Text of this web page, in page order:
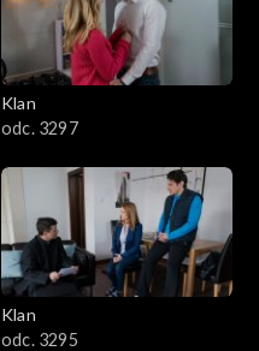
Klan
odc. 3297
Klan
odc. 3295